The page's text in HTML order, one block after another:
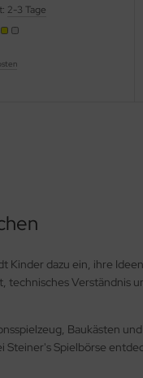
2-3 Tage
Kinder dazu ein, ihre
Verständnis
Baukästen
Spielbörse